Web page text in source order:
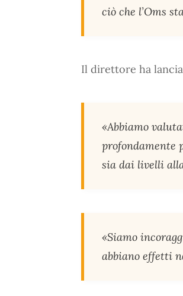
ciò che l’Oms
Il direttore ha
«Abbiamo
profondamente
sia dai livelli
«Siamo
abbiano effetti